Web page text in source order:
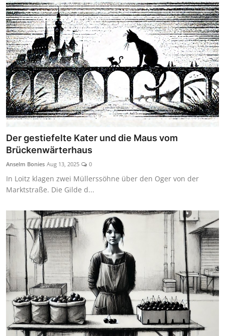
Der gestiefelte Kater und die Maus vom
Brückenwärterhaus
Anselm Bonies Aug 13, 2025 0
In Loitz klagen zwei Müllerssöhne über den Oger von der
Marktstraße. Die Gilde d...